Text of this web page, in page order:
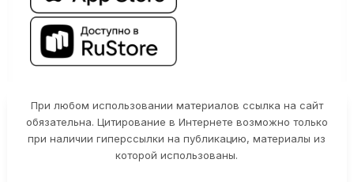
При любом использовании материалов ссылка на сайт
обязательна. Цитирование в Интернете возможно только
при наличии гиперссылки на публикацию, материалы из
которой использованы.